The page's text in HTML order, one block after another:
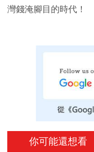
灣錢淹腳目的時代！
你可能還想看